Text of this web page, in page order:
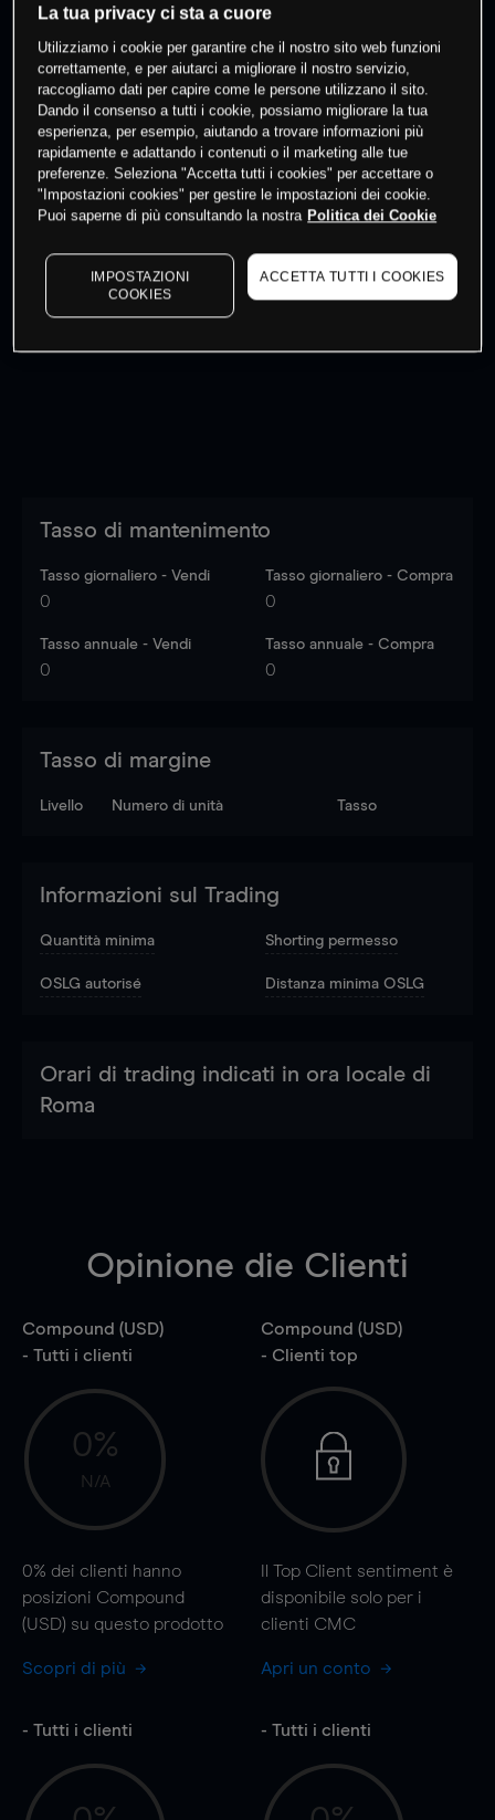
0% dei clienti hanno posizioni su
questo prodotto
Fai trading
I prezzi sono solo indicativi.
Tasso di mantenimento
Tasso giornaliero - Vendi
0
Tasso giornaliero - Compra
0
Tasso annuale - Vendi
0
Tasso annuale - Compra
0
Tasso di margine
Livello Numero di unità Tasso
Informazioni sul Trading
Quantità minima Shorting permesso
OSLG autorisé Distanza minima OSLG
Orari di trading indicati in ora locale di
Roma
Opinione die Clienti
Compound (USD)
- Tutti i clienti
0%
N/A
0% dei clienti hanno
posizioni Compound
(USD) su questo prodotto
Scopri di più
Compound (USD)
- Clienti top
Il Top Client sentiment è
disponibile solo per i
clienti CMC
Apri un conto
- Tutti i clienti - Tutti i clienti
La tua privacy ci sta a cuore
Utilizziamo i cookie per garantire che il nostro sito web funzioni
correttamente, e per aiutarci a migliorare il nostro servizio,
raccogliamo dati per capire come le persone utilizzano il sito.
Dando il consenso a tutti i cookie, possiamo migliorare la tua
esperienza, per esempio, aiutando a trovare informazioni più
rapidamente e adattando i contenuti o il marketing alle tue
preferenze. Seleziona "Accetta tutti i cookies" per accettare o
"Impostazioni cookies" per gestire le impostazioni dei cookie.
Puoi saperne di più consultando la nostra Politica dei Cookie
IMPOSTAZIONI
COOKIES
ACCETTA TUTTI I COOKIES